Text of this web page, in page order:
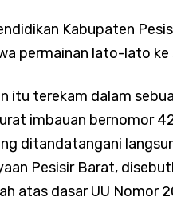
Kabupaten
permainan lato-lato ke
itu terekam dalam
imbauan bernomor
ditandatangani
Pesisir Barat,
atas dasar UU Nomor